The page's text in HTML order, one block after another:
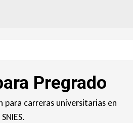
Pregrado
para carreras universitarias en